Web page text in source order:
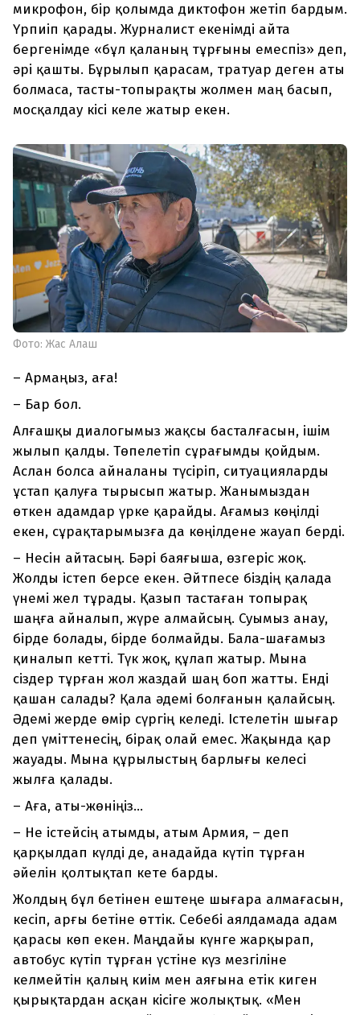
микрофон, бір қолымда диктофон жетіп бардым.
Үрпиіп қарады. Журналист екенімді айта
бергенімде «бұл қаланың тұрғыны емеспіз» деп,
әрі қашты. Бұрылып қарасам, тратуар деген аты
болмаса, тасты-топырақты жолмен маң басып,
мосқалдау кісі келе жатыр екен.
Фото: Жас Алаш
– Армаңыз, аға!
– Бар бол.
Алғашқы диалогымыз жақсы басталғасын, ішім
жылып қалды. Төпелетіп сұрағымды қойдым.
Аслан болса айналаны түсіріп, ситуацияларды
ұстап қалуға тырысып жатыр. Жанымыздан
өткен адамдар үрке қарайды. Ағамыз көңілді
екен, сұрақтарымызға да көңілдене жауап берді.
– Несін айтасың. Бәрі баяғыша, өзгеріс жоқ.
Жолды істеп берсе екен. Әйтпесе біздің қалада
үнемі жел тұрады. Қазып тастаған топырақ
шаңға айналып, жүре алмайсың. Суымыз анау,
бірде болады, бірде болмайды. Бала-шағамыз
қиналып кетті. Түк жоқ, құлап жатыр. Мына
сіздер тұрған жол жаздай шаң боп жатты. Енді
қашан салады? Қала әдемі болғанын қалайсың.
Әдемі жерде өмір сүргің келеді. Істелетін шығар
деп үміттенесің, бірақ олай емес. Жақында қар
жауады. Мына құрылыстың барлығы келесі
жылға қалады.
– Аға, аты-жөніңіз...
– Не істейсің атымды, атым Армия, – деп
қарқылдап күлді де, анадайда күтіп тұрған
әйелін қолтықтап кете барды.
Жолдың бұл бетінен ештеңе шығара алмағасын,
кесіп, арғы бетіне өттік. Себебі аялдамада адам
қарасы көп екен. Маңдайы күнге жарқырап,
автобус күтіп тұрған үстіне күз мезгіліне
келмейтін қалың киім мен аяғына етік киген
қырықтардан асқан кісіге жолықтық. «Мен